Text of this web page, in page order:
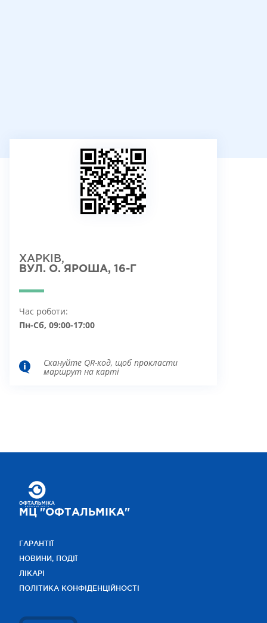
ХАРКІВ,
ВУЛ. О. ЯРОША, 16-Г
Час роботи:
Пн-Сб, 09:00-17:00
Скануйте QR-код, щоб прокласти
маршрут на карті
МЦ "ОФТАЛЬМІКА"
ГАРАНТІЇ
НОВИНИ, ПОДІЇ
ЛІКАРІ
ПОЛІТИКА КОНФІДЕНЦІЙНОСТІ